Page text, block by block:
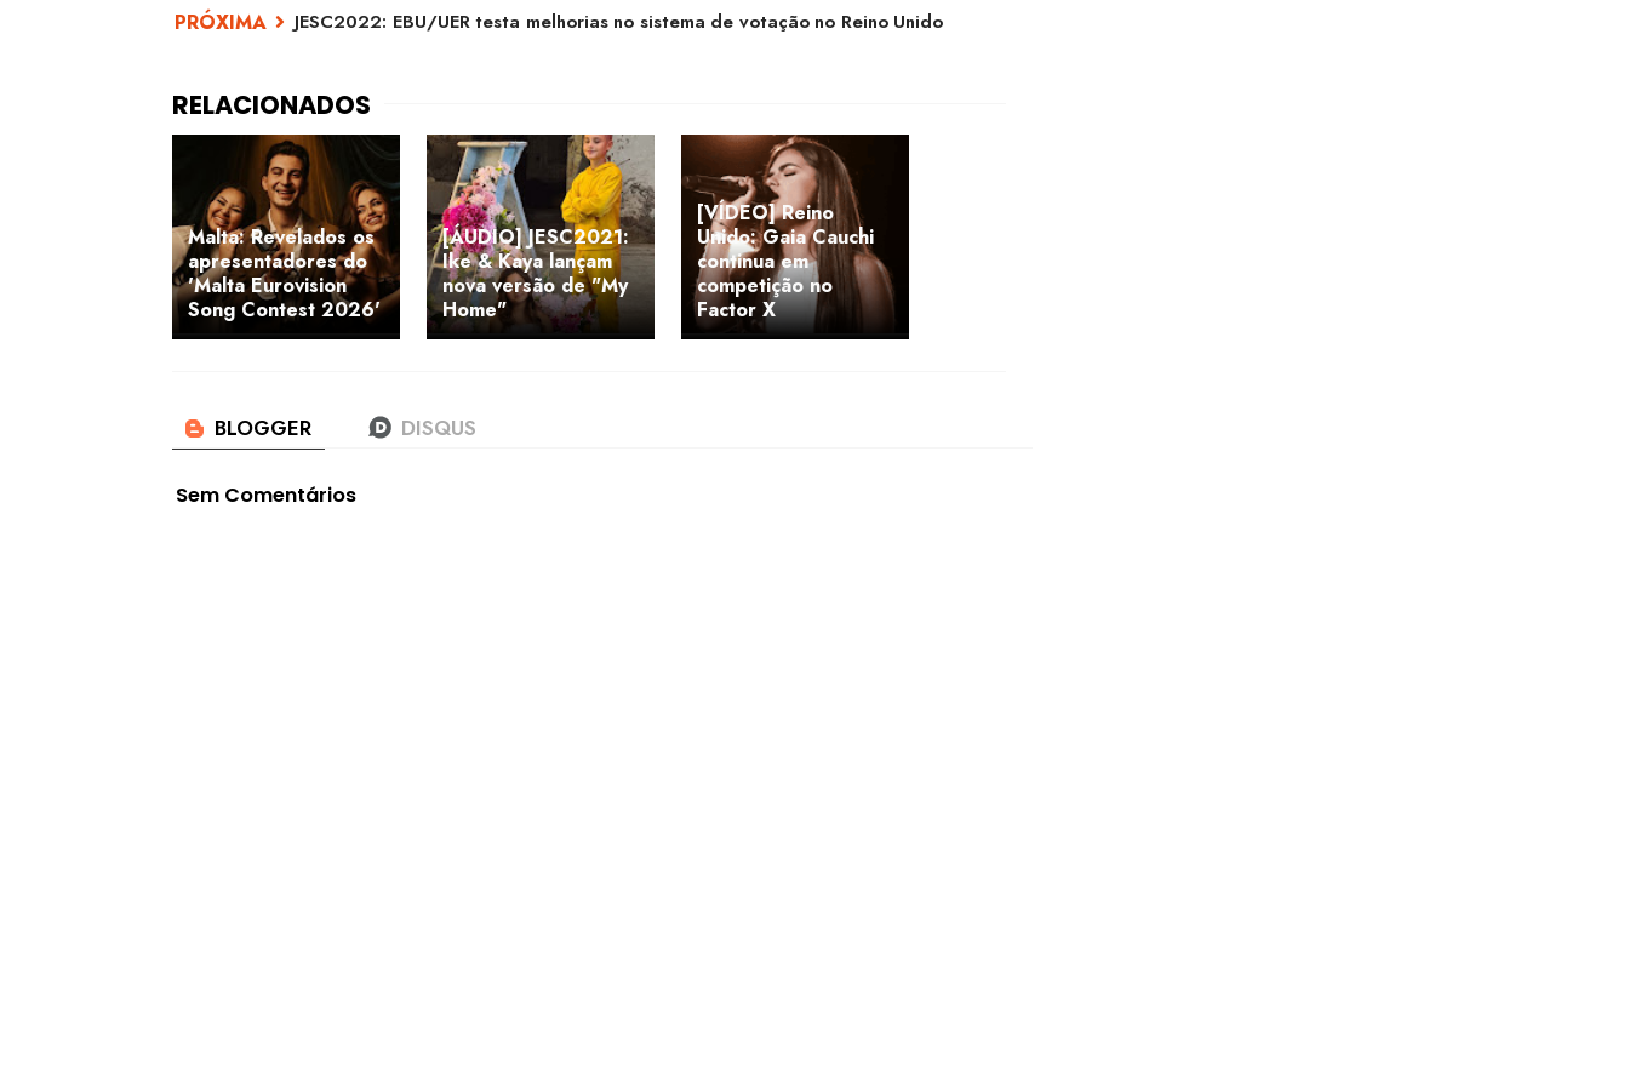
JESC2022: EBU/UER testa melhorias no sistema de votação no Reino Unido
Malta: Revelados os
apresentadores do
'Malta Eurovision
Song Contest 2026'
[ÁUDIO] JESC2021:
Ike & Kaya lançam
nova versão de "My
Home"
[VÍDEO] Reino
Unido: Gaia Cauchi
continua em
competição no
Factor X
Sem Comentários